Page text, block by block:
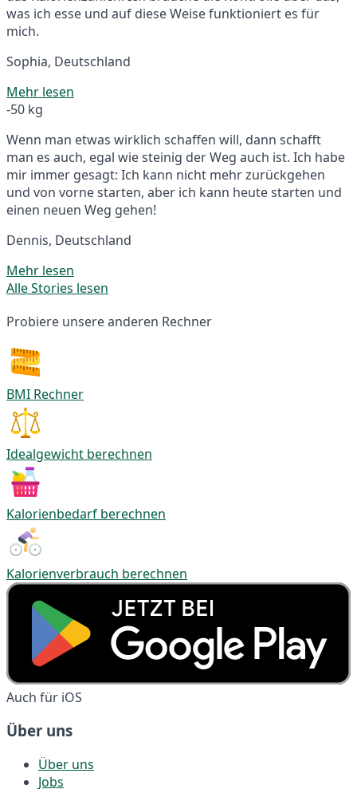
was ich esse und auf diese Weise funktioniert es für
mich.
Sophia, Deutschland
Mehr lesen
-50 kg
Wenn man etwas wirklich schaffen will, dann schafft
man es auch, egal wie steinig der Weg auch ist. Ich habe
mir immer gesagt: Ich kann nicht mehr zurückgehen
und von vorne starten, aber ich kann heute starten und
einen neuen Weg gehen!
Dennis, Deutschland
Mehr lesen
Alle Stories lesen
Probiere unsere anderen Rechner
BMI Rechner
Idealgewicht berechnen
Kalorienbedarf berechnen
Kalorienverbrauch berechnen
Auch für iOS
Über uns
Über uns
Jobs